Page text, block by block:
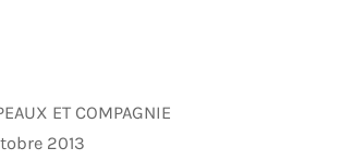
ET COMPAGNIE
2013